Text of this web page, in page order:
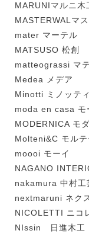
MARUNIマルニ木
MASTERWALマ
mater マーテル
MATSUSO 松創
matteograssi マ
Medea メデア
Minotti ミノッティ
moda en casa モ
MODERNICA モ
Molteni&C モルテ
moooi モーイ
NAGANO
nakamura 中村工
nextmaruni ネク
NICOLETTI ニコ
NIssin 日進木工